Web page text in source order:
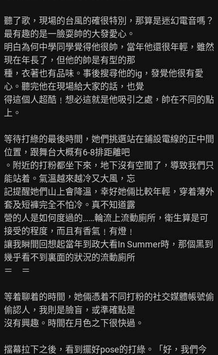
聽了歌，現場的台風的確很特別，那算是迷幻電音嗎？
最有趣的是一臉耍帥的大發愛心。
明白為何中學同學覺得他很帥，當年他還很年輕，雖然
現在年長了，但他的帥是有型的那
種，衣著也有品味。事後搜尋他的ig，發覺他很有愛
心。聽完他在現場給大家的話，也覺
得這個人超酷﹗想必這就是他吸引之處，帥在不同的點
上。
等待打綠的最後時間，她們挑選站在鋪設電線的正中間
位置，跟舞台大概有6-8排距離吧
。附近的打粉都坐下來，地下沒有空間了，導致我們只
能站着。氣溫越來越冷又大風，忘
記提醒她們山上會降溫，幸好她倆比較年輕，穿着薄外
套及短褲完全不怕冷。真不知道露
營的人是如何度過的……輪流上流動廁所，衛生算是可
接受的程度，而且有香氣﹗有燈﹗
讓我瞬間回想起當年到政大看In Summer時，那個黑到
幾乎看不到裏面的狀況的流動廁所
＝　＝
等着聊着的時間，她倆憑着不同打粉的社交媒體帳號偷
偷認人，我則是臉盲，或準確點是
沒有興趣。時間在月色之下很快過。
擋幕拉下之後，看到擺好pose的打綠。「好，我們今